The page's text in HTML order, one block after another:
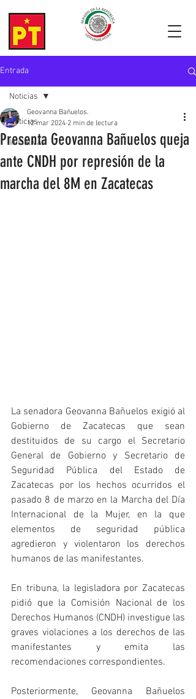
Entrada
Noticias
Iniciativas
Noticias
Presenta Geovanna Bañuelos queja
ante CNDH por represión de la
marcha del 8M en Zacatecas
Geovanna Bañuelos.
12 mar 2024 2 min de lectura
La senadora Geovanna Bañuelos exigió al
Gobierno de Zacatecas que sean
destituidos de su cargo el Secretario
General de Gobierno y Secretario de
Seguridad Pública del Estado de
Zacatecas por los hechos ocurridos el
pasado 8 de marzo en la Marcha del Día
Internacional de la Mujer, en la que
elementos de seguridad pública
agredieron y violentaron los derechos
humanos de las manifestantes.
En tribuna, la legisladora por Zacatecas
pidió que la Comisión Nacional de los
Derechos Humanos (CNDH) investigue las
graves violaciones a los derechos de las
manifestantes y emita las
recomendaciones correspondientes.
Posteriormente, Geovanna Bañuelos